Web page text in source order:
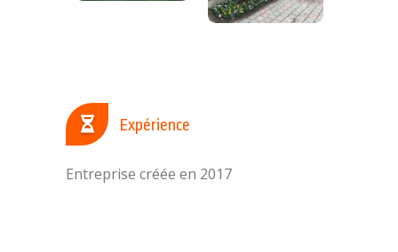
Expérience
Entreprise créée en 2017